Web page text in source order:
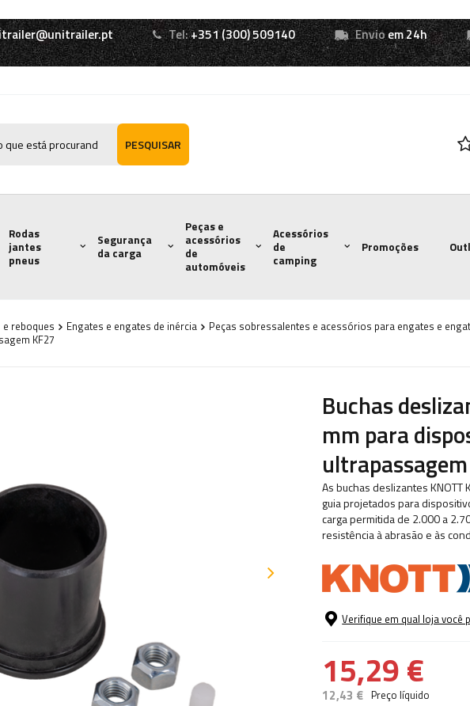
Tel:+351 (300) 509140 Envioem 24h
PESQUISAR
Rodas
jantes
pneus
Segurança
da carga
Peças e
acessórios
de
automóveis
Acessórios
de
camping
Promoções
reboques Engates e engates de inércia
Peças sobressalentes e acessórios para engates e
KF27
Buchas
mm para
As buchas deslizantes
guia projetados para
carga permitida de 2.000 a
resistência à abrasão e às
Verifique em qual loja você
15,29 €
12,43 € Preço líquido